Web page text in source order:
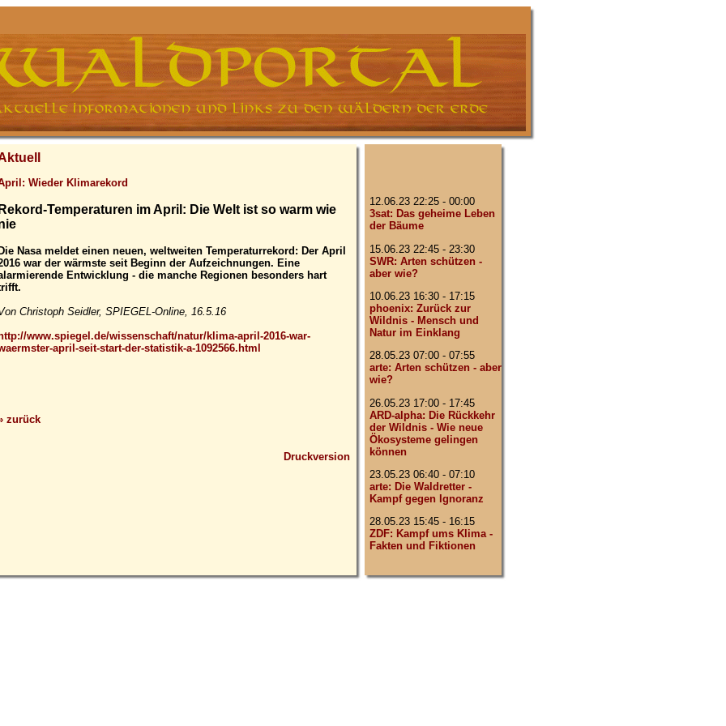
Wieder Klimarekord
Rekord-Temperaturen im April: Die Welt ist so warm wie
Nasa meldet einen neuen, weltweiten Temperaturrekord: Der April
war der wärmste seit Beginn der Aufzeichnungen. Eine
Entwicklung - die manche Regionen besonders hart
Christoph Seidler, SPIEGEL-Online, 16.5.16
www.spiegel.de/wissenschaft/natur/klima-april-2016-war-
april-seit-start-der-statistik-a-1092566.html
zurück
Druckversion
12.06.23 22:25 - 00:00
3sat: Das geheime Leben
der Bäume
15.06.23 22:45 - 23:30
SWR: Arten schützen -
aber wie?
10.06.23 16:30 - 17:15
phoenix: Zurück zur
Wildnis - Mensch und
Natur im Einklang
28.05.23 07:00 - 07:55
arte: Arten schützen - aber
wie?
26.05.23 17:00 - 17:45
ARD-alpha: Die Rückkehr
der Wildnis - Wie neue
Ökosysteme gelingen
können
23.05.23 06:40 - 07:10
arte: Die Waldretter -
Kampf gegen Ignoranz
28.05.23 15:45 - 16:15
ZDF: Kampf ums Klima -
Fakten und Fiktionen